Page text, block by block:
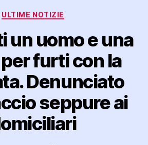
Categorie
ULTIME NOTIZIE
un uomo e una
furti con la
Denunciato
seppure ai